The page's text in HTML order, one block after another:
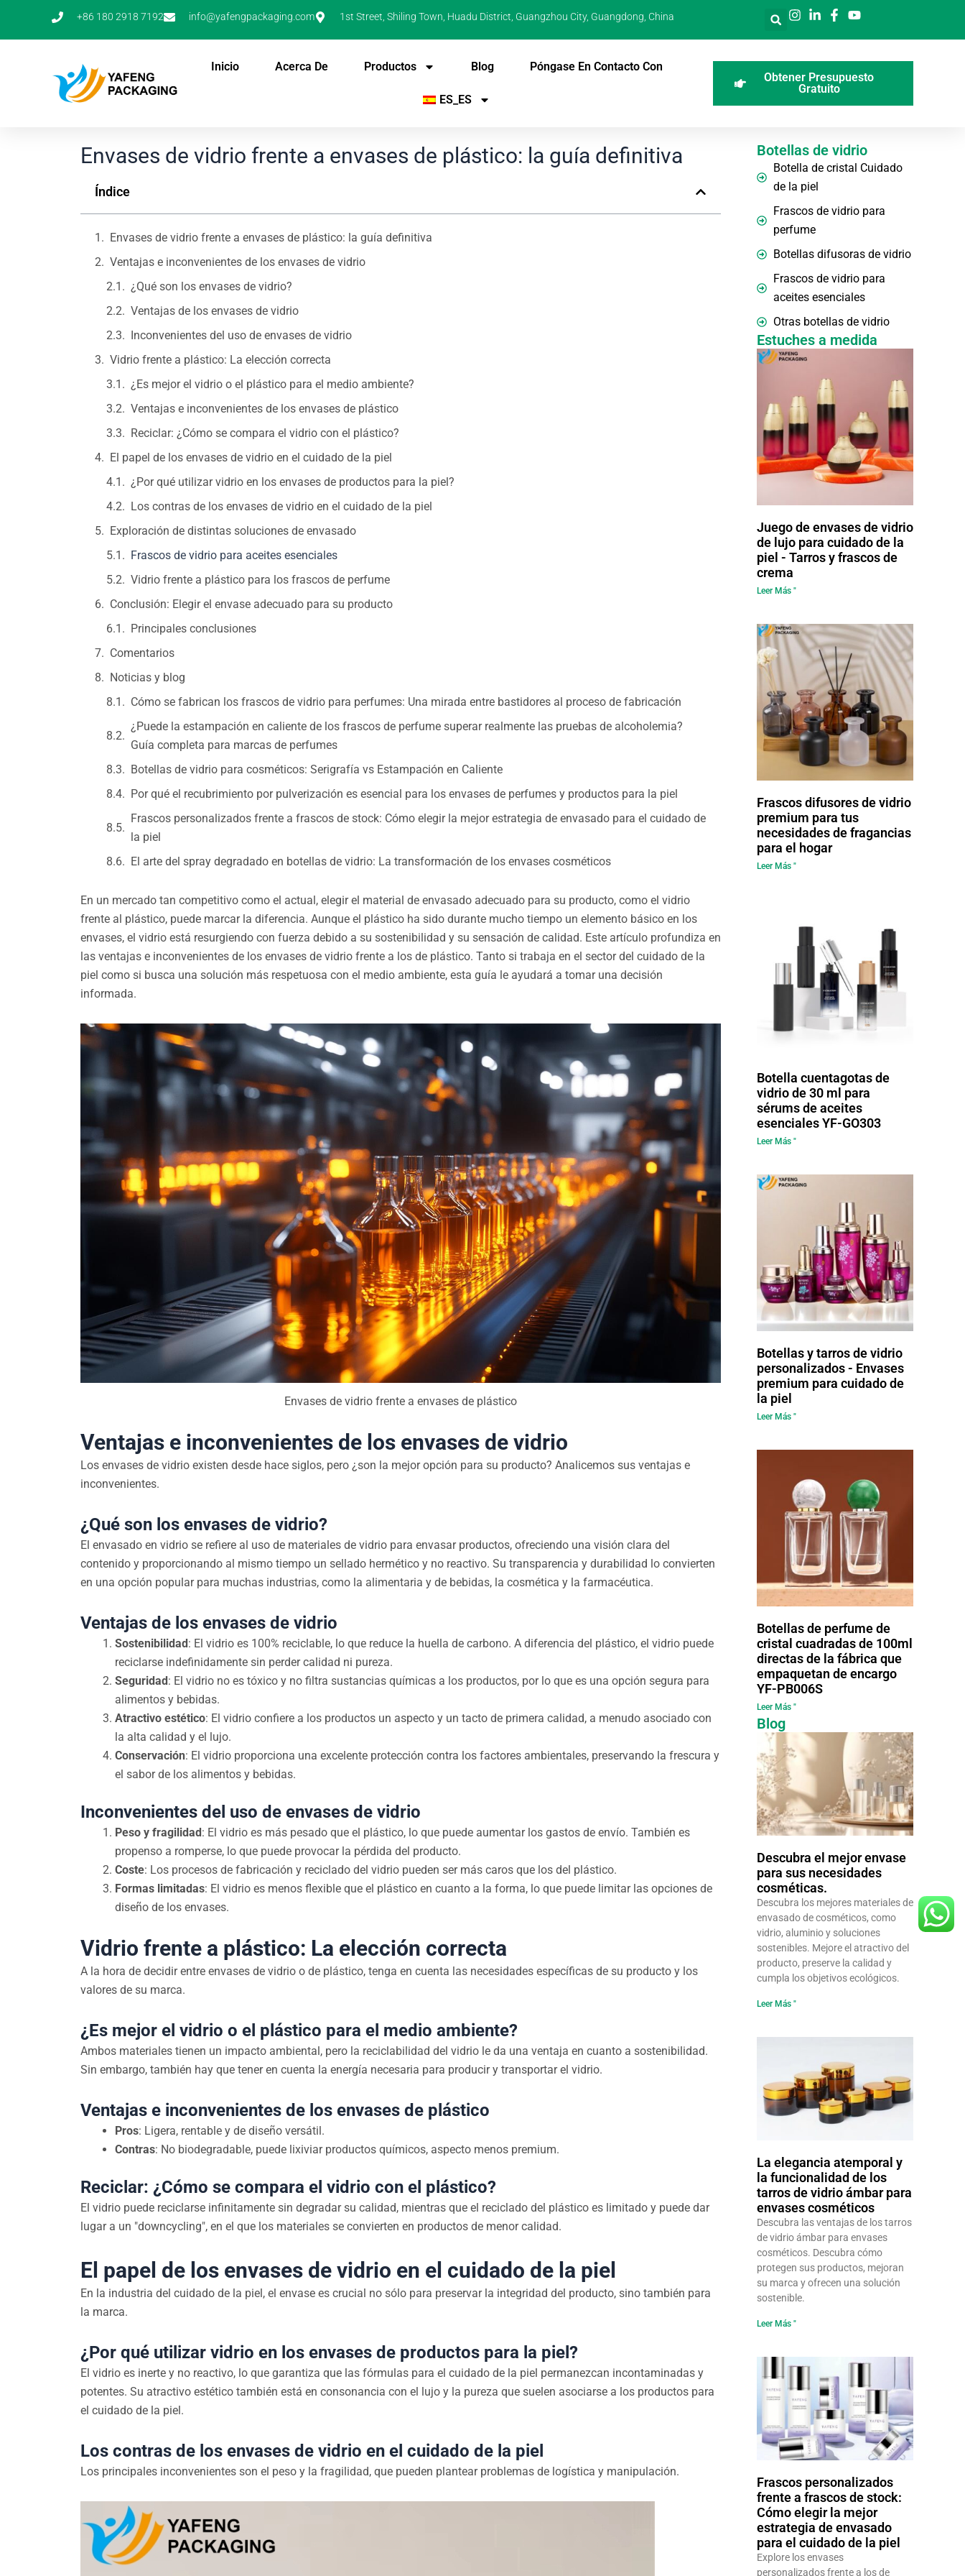
+86 180 2918 7192 info@yafengpackaging.com 1st Street, Shiling Town, Huadu District, Guangzhou City, Guangdong, China
Inicio Acerca De Productos Blog Póngase En Contacto Con
ES_ES
Obtener Presupuesto
Gratuito
Envases de vidrio frente a envases de plástico: la guía definitiva
Índice
Envases de vidrio frente a envases de plástico: la guía definitiva
Ventajas e inconvenientes de los envases de vidrio
¿Qué son los envases de vidrio?
Ventajas de los envases de vidrio
Inconvenientes del uso de envases de vidrio
Vidrio frente a plástico: La elección correcta
¿Es mejor el vidrio o el plástico para el medio ambiente?
Ventajas e inconvenientes de los envases de plástico
Reciclar: ¿Cómo se compara el vidrio con el plástico?
El papel de los envases de vidrio en el cuidado de la piel
¿Por qué utilizar vidrio en los envases de productos para la piel?
Los contras de los envases de vidrio en el cuidado de la piel
Exploración de distintas soluciones de envasado
Frascos de vidrio para aceites esenciales
Vidrio frente a plástico para los frascos de perfume
Conclusión: Elegir el envase adecuado para su producto
Principales conclusiones
Comentarios
Noticias y blog
Cómo se fabrican los frascos de vidrio para perfumes: Una mirada entre bastidores al proceso de fabricación
¿Puede la estampación en caliente de los frascos de perfume superar realmente las pruebas de alcoholemia?
Guía completa para marcas de perfumes
Botellas de vidrio para cosméticos: Serigrafía vs Estampación en Caliente
Por qué el recubrimiento por pulverización es esencial para los envases de perfumes y productos para la piel
Frascos personalizados frente a frascos de stock: Cómo elegir la mejor estrategia de envasado para el cuidado de
la piel
El arte del spray degradado en botellas de vidrio: La transformación de los envases cosméticos
En un mercado tan competitivo como el actual, elegir el material de envasado adecuado para su producto, como el vidrio
frente al plástico, puede marcar la diferencia. Aunque el plástico ha sido durante mucho tiempo un elemento básico en los
envases, el vidrio está resurgiendo con fuerza debido a su sostenibilidad y su sensación de calidad. Este artículo profundiza en
las ventajas e inconvenientes de los envases de vidrio frente a los de plástico. Tanto si trabaja en el sector del cuidado de la
piel como si busca una solución más respetuosa con el medio ambiente, esta guía le ayudará a tomar una decisión
informada.
Envases de vidrio frente a envases de plástico
Ventajas e inconvenientes de los envases de vidrio
Los envases de vidrio existen desde hace siglos, pero ¿son la mejor opción para su producto? Analicemos sus ventajas e
inconvenientes.
¿Qué son los envases de vidrio?
El envasado en vidrio se refiere al uso de materiales de vidrio para envasar productos, ofreciendo una visión clara del
contenido y proporcionando al mismo tiempo un sellado hermético y no reactivo. Su transparencia y durabilidad lo convierten
en una opción popular para muchas industrias, como la alimentaria y de bebidas, la cosmética y la farmacéutica.
Ventajas de los envases de vidrio
Sostenibilidad: El vidrio es 100% reciclable, lo que reduce la huella de carbono. A diferencia del plástico, el vidrio puede
reciclarse indefinidamente sin perder calidad ni pureza.
Seguridad: El vidrio no es tóxico y no filtra sustancias químicas a los productos, por lo que es una opción segura para
alimentos y bebidas.
Atractivo estético: El vidrio confiere a los productos un aspecto y un tacto de primera calidad, a menudo asociado con
la alta calidad y el lujo.
Conservación: El vidrio proporciona una excelente protección contra los factores ambientales, preservando la frescura y
el sabor de los alimentos y bebidas.
Inconvenientes del uso de envases de vidrio
Peso y fragilidad: El vidrio es más pesado que el plástico, lo que puede aumentar los gastos de envío. También es
propenso a romperse, lo que puede provocar la pérdida del producto.
Coste: Los procesos de fabricación y reciclado del vidrio pueden ser más caros que los del plástico.
Formas limitadas: El vidrio es menos flexible que el plástico en cuanto a la forma, lo que puede limitar las opciones de
diseño de los envases.
Vidrio frente a plástico: La elección correcta
A la hora de decidir entre envases de vidrio o de plástico, tenga en cuenta las necesidades específicas de su producto y los
valores de su marca.
¿Es mejor el vidrio o el plástico para el medio ambiente?
Ambos materiales tienen un impacto ambiental, pero la reciclabilidad del vidrio le da una ventaja en cuanto a sostenibilidad.
Sin embargo, también hay que tener en cuenta la energía necesaria para producir y transportar el vidrio.
Ventajas e inconvenientes de los envases de plástico
Pros: Ligera, rentable y de diseño versátil.
Contras: No biodegradable, puede lixiviar productos químicos, aspecto menos premium.
Reciclar: ¿Cómo se compara el vidrio con el plástico?
El vidrio puede reciclarse infinitamente sin degradar su calidad, mientras que el reciclado del plástico es limitado y puede dar
lugar a un "downcycling", en el que los materiales se convierten en productos de menor calidad.
El papel de los envases de vidrio en el cuidado de la piel
En la industria del cuidado de la piel, el envase es crucial no sólo para preservar la integridad del producto, sino también para
la marca.
¿Por qué utilizar vidrio en los envases de productos para la piel?
El vidrio es inerte y no reactivo, lo que garantiza que las fórmulas para el cuidado de la piel permanezcan incontaminadas y
potentes. Su atractivo estético también está en consonancia con el lujo y la pureza que suelen asociarse a los productos para
el cuidado de la piel.
Los contras de los envases de vidrio en el cuidado de la piel
Los principales inconvenientes son el peso y la fragilidad, que pueden plantear problemas de logística y manipulación.
Botellas de vidrio
Botella de cristal Cuidado
de la piel
Frascos de vidrio para
perfume
Botellas difusoras de vidrio
Frascos de vidrio para
aceites esenciales
Otras botellas de vidrio
Estuches a medida
Juego de envases de vidrio
de lujo para cuidado de la
piel - Tarros y frascos de
crema
Leer Más "
Frascos difusores de vidrio
premium para tus
necesidades de fragancias
para el hogar
Leer Más "
Botella cuentagotas de
vidrio de 30 ml para
sérums de aceites
esenciales YF-GO303
Leer Más "
Botellas y tarros de vidrio
personalizados - Envases
premium para cuidado de
la piel
Leer Más "
Botellas de perfume de
cristal cuadradas de 100ml
directas de la fábrica que
empaquetan de encargo
YF-PB006S
Leer Más "
Blog
Descubra el mejor envase
para sus necesidades
cosméticas.
Descubra los mejores materiales de
envasado de cosméticos, como
vidrio, aluminio y soluciones
sostenibles. Mejore el atractivo del
producto, preserve la calidad y
cumpla los objetivos ecológicos.
Leer Más "
La elegancia atemporal y
la funcionalidad de los
tarros de vidrio ámbar para
envases cosméticos
Descubra las ventajas de los tarros
de vidrio ámbar para envases
cosméticos. Descubra cómo
protegen sus productos, mejoran
su marca y ofrecen una solución
sostenible.
Leer Más "
Frascos personalizados
frente a frascos de stock:
Cómo elegir la mejor
estrategia de envasado
para el cuidado de la piel
Explore los envases
personalizados frente a los de